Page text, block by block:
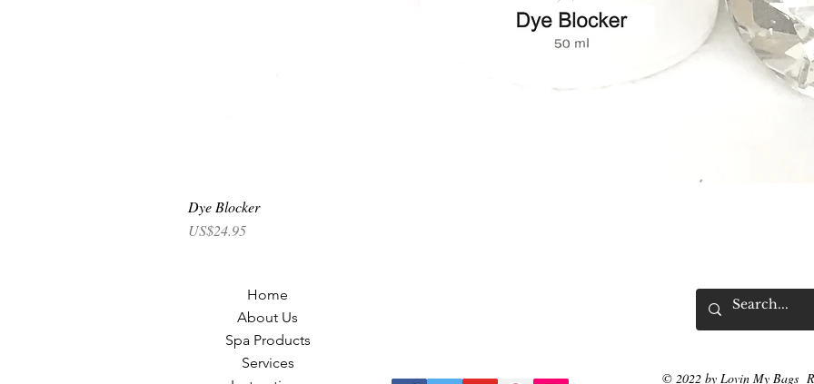
Dye Blocker
價格
US$24.95
Home
About Us
Spa Products
Services
© 2022 by Lovin My Bags